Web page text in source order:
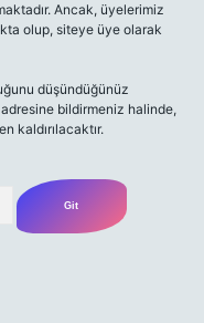
Ancak, üyelerimiz
olup, siteye üye olarak
düşündüğünüz
adresine bildirmeniz halinde,
kaldırılacaktır.